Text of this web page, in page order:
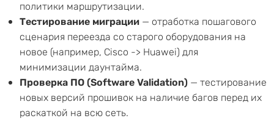
политики маршрутизации.
Тестирование миграции — отработка пошагового
сценария переезда со старого оборудования на
новое (например, Cisco -> Huawei) для
минимизации даунтайма.
Проверка ПО (Software Validation) — тестирование
новых версий прошивок на наличие багов перед их
раскаткой на всю сеть.